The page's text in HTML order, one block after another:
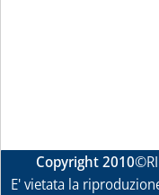
Copyright 2010
E' vietata la